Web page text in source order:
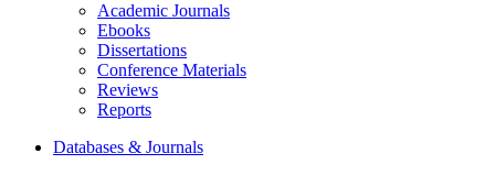
Academic Journals
Ebooks
Dissertations
Conference Materials
Reviews
Reports
Databases & Journals